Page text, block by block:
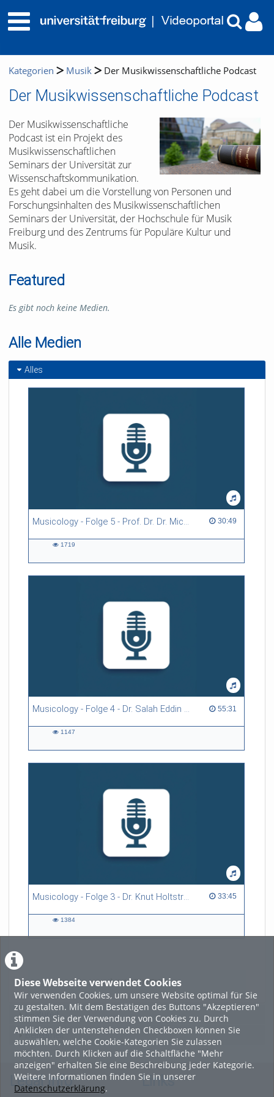
Diese Webseite verwendet Cookies
Wir verwenden Cookies, um unsere Website optimal für Sie
zu gestalten. Mit dem Bestätigen des Buttons "Akzeptieren"
stimmen Sie der Verwendung von Cookies zu. Durch
Anklicken der untenstehenden Checkboxen können Sie
auswählen, welche Cookie-Kategorien Sie zulassen
möchten. Durch Klicken auf die Schaltfläche "Mehr
anzeigen" erhalten Sie eine Beschreibung jeder Kategorie.
Weitere Informationen finden Sie in unserer
Datenschutzerklärung.
Kategorien Musik Der Musikwissenschaftliche Podcast
Der Musikwissenschaftliche Podcast
Der Musikwissenschaftliche
Podcast ist ein Projekt des
Musikwissenschaftlichen
Seminars der Universität zur
Wissenschaftskommunikation.
Es geht dabei um die Vorstellung von Personen und
Forschungsinhalten des Musikwissenschaftlichen
Seminars der Universität, der Hochschule für Musik
Freiburg und des Zentrums für Populäre Kultur und
Musik.
Featured
Es gibt noch keine Medien.
Alle Medien
Alles
Musicology - Folge 5 - Prof. Dr. Dr. Michael Fischer 30:49
30:49 duration
1719
Musicology - Folge 4 - Dr. Salah Eddin Maraqa 55:31
55:31 duration
1147
Musicology - Folge 3 - Dr. Knut Holtsträter 33:45
33:45 duration
1384
LADE MEHR
Featured
Beliebtheit
Legal Info Links